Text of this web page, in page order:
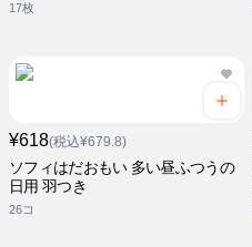
17枚
¥618(税込¥679.8)
ソフィはだおもい 多い昼ふつうの
日用 羽つき
26コ